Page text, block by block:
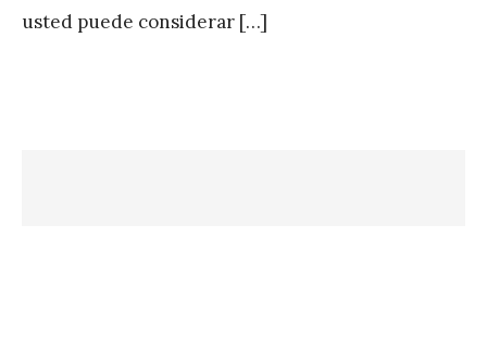
usted puede considerar […]